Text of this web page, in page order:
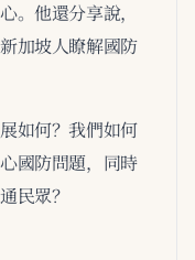
。他還分享說，
加坡人瞭解國防
如何？我們如何
國防問題，同時
民眾？